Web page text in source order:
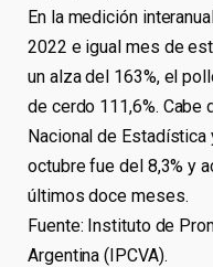
En la medición
2022 e igual mes de
un alza del 163%, el
de cerdo 111,6%.
Nacional de Estadística
octubre fue del 8,3% y
últimos doce meses.
Fuente: Instituto de
Argentina (IPCVA).